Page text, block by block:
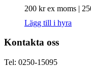
200 krex moms |
Lägg till i hyra
Kontakta oss
Tel: 0250-15095